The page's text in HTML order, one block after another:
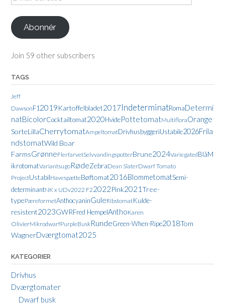
mail-
adresse
Abonnér
Join 59 other subscribers
TAGS
Jeff
DawsonF12019Kartoffelbladet2017IndeterminatRomaDetermi
natBicolorCocktailtomat2020HvidePottetomatMultifloraOrange
SorteLillaCherrytomatAmpeltomatDrivhusbyggeriUstabile2026Frila
ndstomatWild Boar
FarmsGrønneFlerfarvetSelvvandingspotterBrune2024VariegatedBlåM
ikrotomatVariantsugoRødeZebraDean SlaterDwarf Tomato
ProjectUstabilHavespætteBøftomat2016BlommetomatSemi-
determinantNK x UDv2022 F22022Pink2021Tree-
typePæreformetAnthocyaninGuleRibstomatKulde-
resistent2023GWRFred HempelAnthoKaren
OlivierMikrodwarfPurpleBuskRundeGreen-When-Ripe2018Tom
WagnerDværgtomat2025
KATEGORIER
Drivhus
Dværgtomater
Dwarf busk